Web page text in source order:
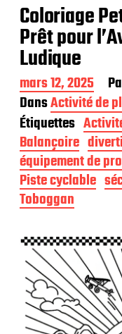
Coloriage
Prêt pour
Ludique
D
a
t
e
d
e
p
u
b
l
c
a
o
n
mars 12, 2025
DansActivité de
Étiquettes
Balançoire
équipement de
Piste cyclable
Toboggan